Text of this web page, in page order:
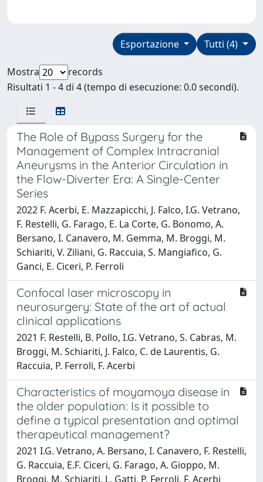
Tutti (4)
Esportazione
Mostra
records
Risultati 1 - 4 di 4 (tempo di esecuzione: 0.0 secondi).
The Role of Bypass Surgery for the
Management of Complex Intracranial
Aneurysms in the Anterior Circulation in
the Flow-Diverter Era: A Single-Center
Series
2022 F. Acerbi, E. Mazzapicchi, J. Falco, I.G. Vetrano,
F. Restelli, G. Farago, E. La Corte, G. Bonomo, A.
Bersano, I. Canavero, M. Gemma, M. Broggi, M.
Schiariti, V. Ziliani, G. Raccuia, S. Mangiafico, G.
Ganci, E. Ciceri, P. Ferroli
Confocal laser microscopy in
neurosurgery: State of the art of actual
clinical applications
2021 F. Restelli, B. Pollo, I.G. Vetrano, S. Cabras, M.
Broggi, M. Schiariti, J. Falco, C. de Laurentis, G.
Raccuia, P. Ferroli, F. Acerbi
Characteristics of moyamoya disease in
the older population: Is it possible to
define a typical presentation and optimal
therapeutical management?
2021 I.G. Vetrano, A. Bersano, I. Canavero, F. Restelli,
G. Raccuia, E.F. Ciceri, G. Farago, A. Gioppo, M.
Broggi, M. Schiariti, L. Gatti, P. Ferroli, F. Acerbi